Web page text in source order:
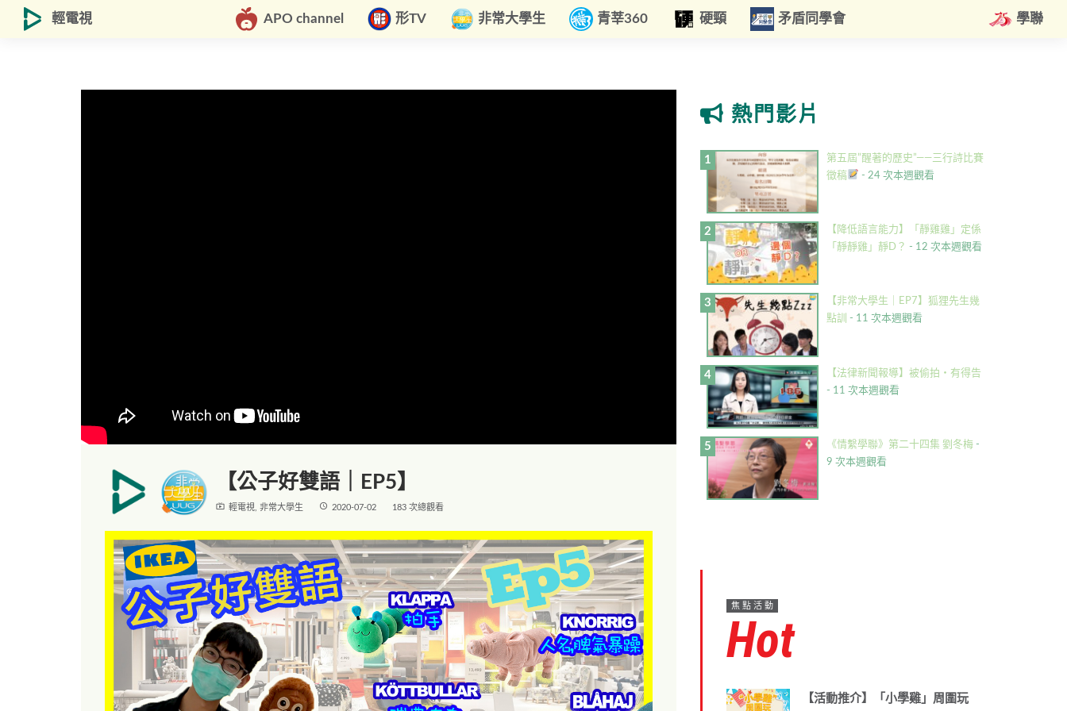
輕電視 APO channel 形TV 非常大學生 青莘360 硬頸 矛盾同學會 學聯
【公子好雙語｜EP5】
live_tv 輕電視 非常大學生 access_time 2020-07-02 183 次總觀看
熱門影片
第五屆”醒著的歷史”——三行詩比賽
徵稿
- 24 次本週觀看
【降低語言能力】「靜雞雞」定係
「靜靜雞」靜D？ - 12 次本週觀看
【非常大學生｜EP7】狐狸先生幾
點訓 - 11 次本週觀看
【法律新聞報導】被偷拍・有得告
- 11 次本週觀看
《情繫學聯》第二十四集 劉冬梅 -
9 次本週觀看
焦點活動
Hot
【活動推介】「小學雞」周圍玩